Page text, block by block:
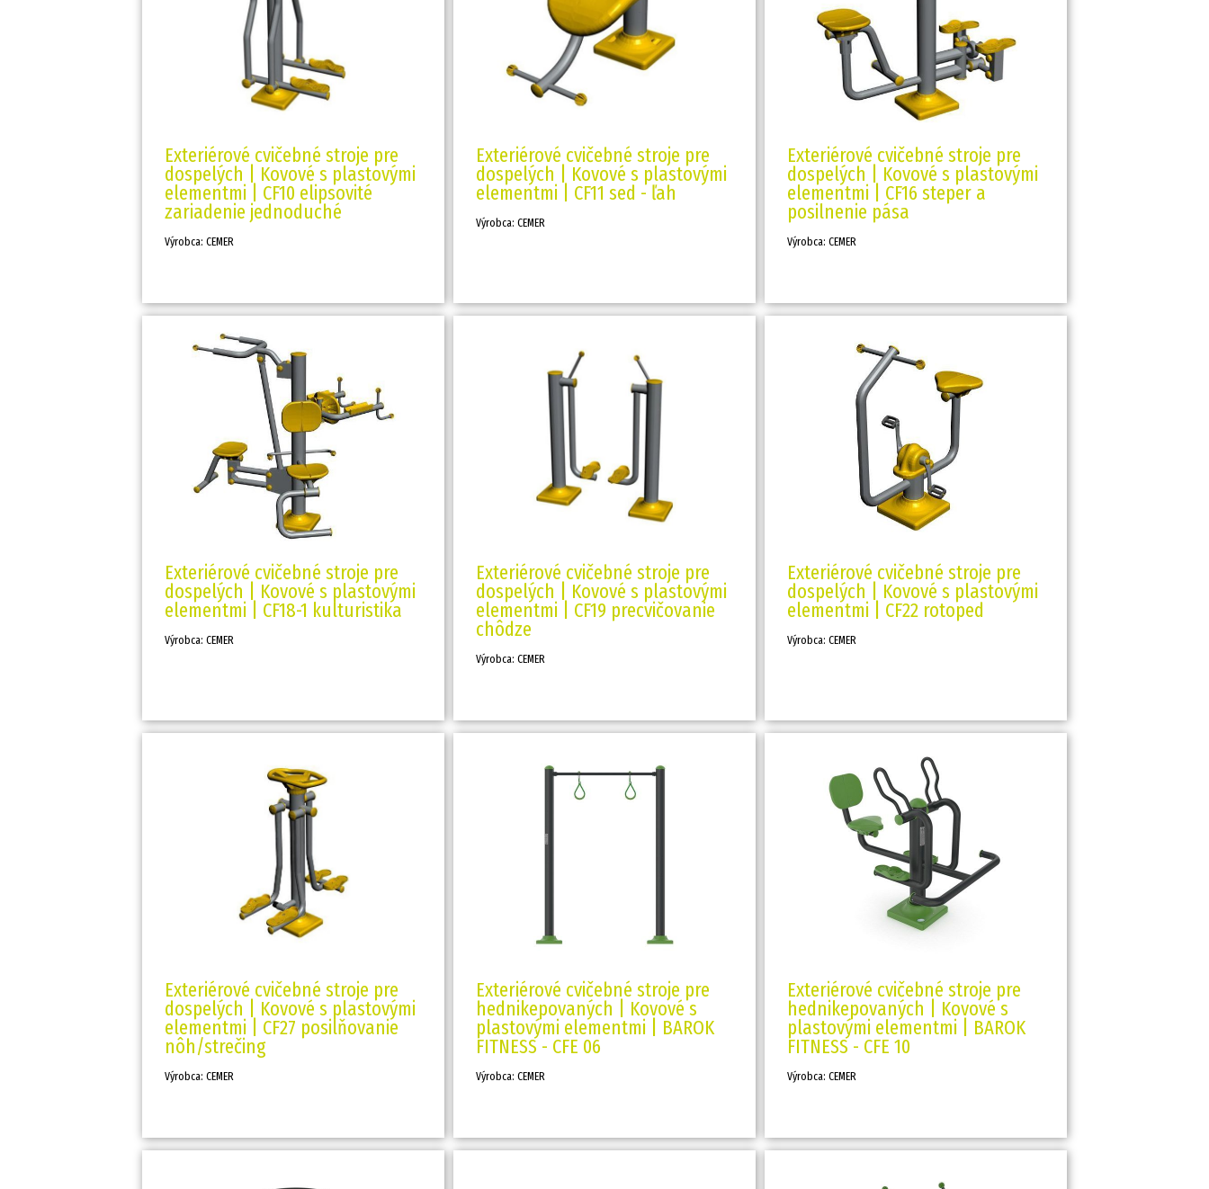
Exteriérové cvičebné stroje pre
dospelých | Kovové s plastovými
elementmi | CF10 elipsovité
zariadenie jednoduché
Výrobca: CEMER
Exteriérové cvičebné stroje pre
dospelých | Kovové s plastovými
elementmi | CF11 sed - ľah
Výrobca: CEMER
Exteriérové cvičebné stroje pre
dospelých | Kovové s plastovými
elementmi | CF16 steper a
posilnenie pása
Výrobca: CEMER
Exteriérové cvičebné stroje pre
dospelých | Kovové s plastovými
elementmi | CF18-1 kulturistika
Výrobca: CEMER
Exteriérové cvičebné stroje pre
dospelých | Kovové s plastovými
elementmi | CF19 precvičovanie
chôdze
Výrobca: CEMER
Exteriérové cvičebné stroje pre
dospelých | Kovové s plastovými
elementmi | CF22 rotoped
Výrobca: CEMER
Exteriérové cvičebné stroje pre
dospelých | Kovové s plastovými
elementmi | CF27 posilňovanie
nôh/strečing
Výrobca: CEMER
Exteriérové cvičebné stroje pre
hednikepovaných | Kovové s
plastovými elementmi | BAROK
FITNESS - CFE 06
Výrobca: CEMER
Exteriérové cvičebné stroje pre
hednikepovaných | Kovové s
plastovými elementmi | BAROK
FITNESS - CFE 10
Výrobca: CEMER